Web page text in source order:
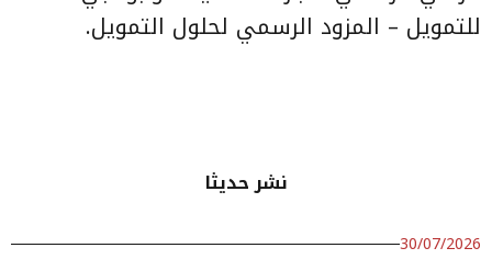
للتمويل – المزود الرسمي لحلول التمويل.
نشر حديثا
30/07/2026